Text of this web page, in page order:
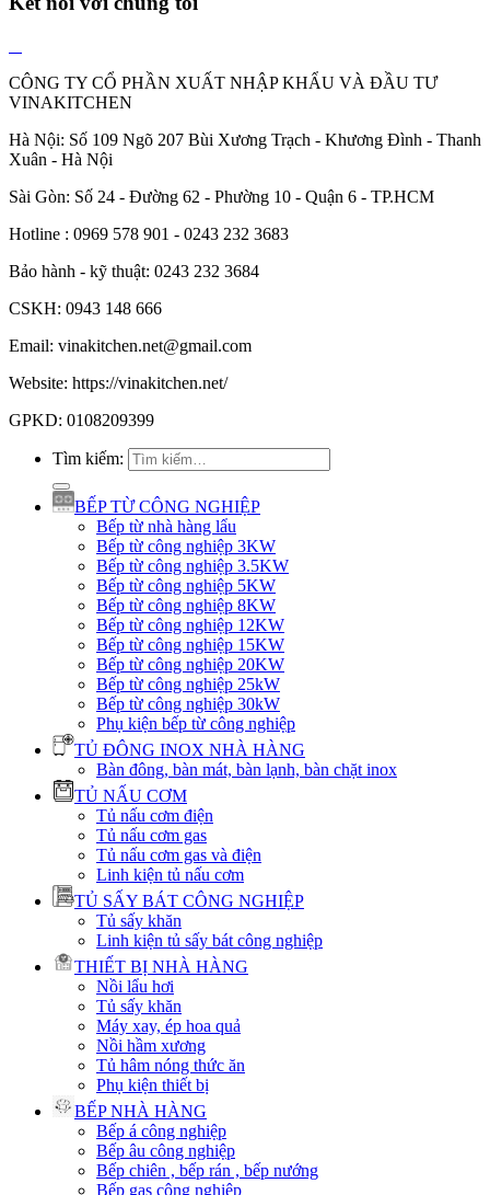
CÔNG TY CỔ PHẦN XUẤT NHẬP KHẨU VÀ ĐẦU TƯ
VINAKITCHEN
Hà Nội: Số 109 Ngõ 207 Bùi Xương Trạch - Khương Đình - Thanh
Xuân - Hà Nội
Sài Gòn: Số 24 - Đường 62 - Phường 10 - Quận 6 - TP.HCM
Hotline : 0969 578 901 - 0243 232 3683
Bảo hành - kỹ thuật: 0243 232 3684
CSKH: 0943 148 666
Email: vinakitchen.net@gmail.com
Website: https://vinakitchen.net/
GPKD: 0108209399
Tìm kiếm:
BẾP TỪ CÔNG NGHIỆP
Bếp từ nhà hàng lẩu
Bếp từ công nghiệp 3KW
Bếp từ công nghiệp 3.5KW
Bếp từ công nghiệp 5KW
Bếp từ công nghiệp 8KW
Bếp từ công nghiệp 12KW
Bếp từ công nghiệp 15KW
Bếp từ công nghiệp 20KW
Bếp từ công nghiệp 25kW
Bếp từ công nghiệp 30kW
Phụ kiện bếp từ công nghiệp
TỦ ĐÔNG INOX NHÀ HÀNG
Bàn đông, bàn mát, bàn lạnh, bàn chặt inox
TỦ NẤU CƠM
Tủ nấu cơm điện
Tủ nấu cơm gas
Tủ nấu cơm gas và điện
Linh kiện tủ nấu cơm
TỦ SẤY BÁT CÔNG NGHIỆP
Tủ sấy khăn
Linh kiện tủ sấy bát công nghiệp
THIẾT BỊ NHÀ HÀNG
Nồi lẩu hơi
Tủ sấy khăn
Máy xay, ép hoa quả
Nồi hầm xương
Tủ hâm nóng thức ăn
Phụ kiện thiết bị
BẾP NHÀ HÀNG
Bếp á công nghiệp
Bếp âu công nghiệp
Bếp chiên , bếp rán , bếp nướng
Bếp gas công nghiệp